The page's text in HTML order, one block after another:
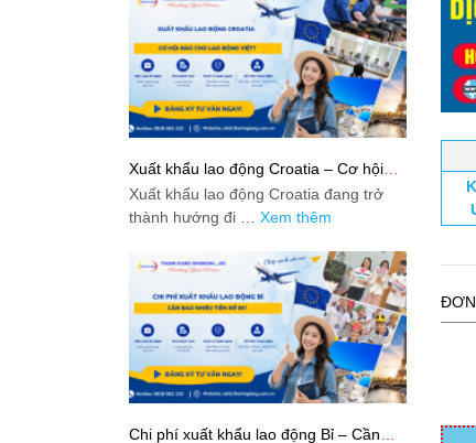
Xuất khẩu lao động Croatia – Cơ hội
nào cho lao động Việt?
Xuất khẩu lao động Croatia đang trở
thành hướng đi … Xem thêm
Chi phí xuất khẩu lao động Bỉ – Cần